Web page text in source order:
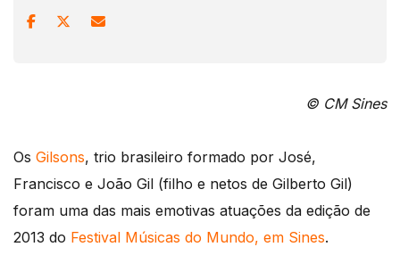
© CM Sines
Os Gilsons, trio brasileiro formado por José,
Francisco e João Gil (filho e netos de Gilberto Gil)
foram uma das mais emotivas atuações da edição de
2013 do Festival Músicas do Mundo, em Sines.